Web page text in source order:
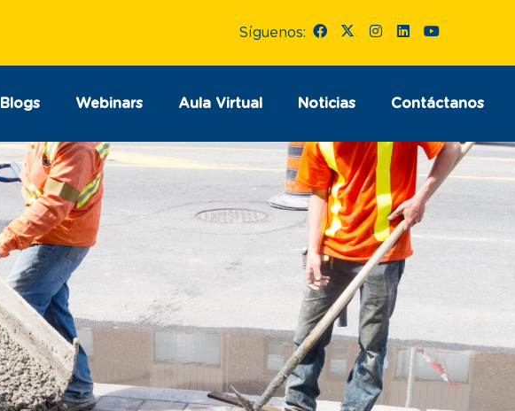
Síguenos:
Blogs Webinars Aula Virtual Noticias Contáctanos